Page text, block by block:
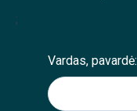
;
Vardas, pavardė: